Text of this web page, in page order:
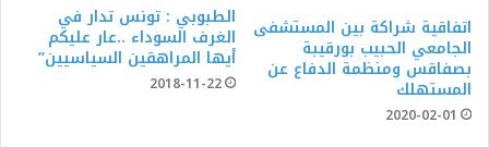
اتفاقية شراكة بين المستشفى
الجامعي الحبيب بورقيبة
بصفاقس ومنظمة الدفاع عن
المستهلك
2020-02-01
الطبوبي : تونس تدار في
الغرف السوداء ..عار عليكم
أيها المراهقين السياسيين”
2018-11-22